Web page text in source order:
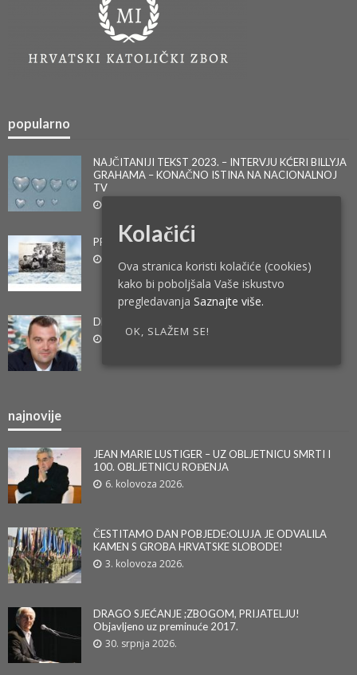
popularno
NAJČITANIJI TEKST 2023. – INTERVJU KĆERI BILLYJA
GRAHAMA – KONAČNO ISTINA NA NACIONALNOJ
TV
PRIČA IZ ŽIVOTA – DR. FRA TOMISLAV PERVAN
DR. SC. MARIO ŠILJEG – VJERA I EKOLOGIJA
7. studenoga 2018.
najnovije
JEAN MARIE LUSTIGER – UZ OBLJETNICU SMRTI I
100. OBLJETNICU ROĐENJA
6. kolovoza 2026.
ČESTITAMO DAN POBJEDE:OLUJA JE ODVALILA
KAMEN S GROBA HRVATSKE SLOBODE!
3. kolovoza 2026.
DRAGO SJEĆANJE ;ZBOGOM, PRIJATELJU!
Objavljeno uz preminuće 2017.
30. srpnja 2026.
Kolačići
Ova stranica koristi kolačiće (cookies)
kako bi poboljšala Vaše iskustvo
pregledavanja Saznajte više.
OK, SLAŽEM SE!